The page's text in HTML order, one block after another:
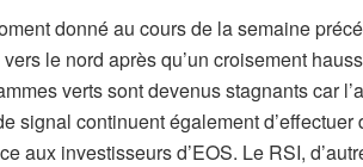
donné au cours de la semaine
le nord après qu’un croisement
verts sont devenus stagnants car
signal continuent également
aux investisseurs d’EOS. Le RSI,